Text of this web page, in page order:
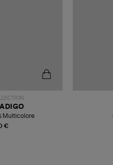
€
Multicolore